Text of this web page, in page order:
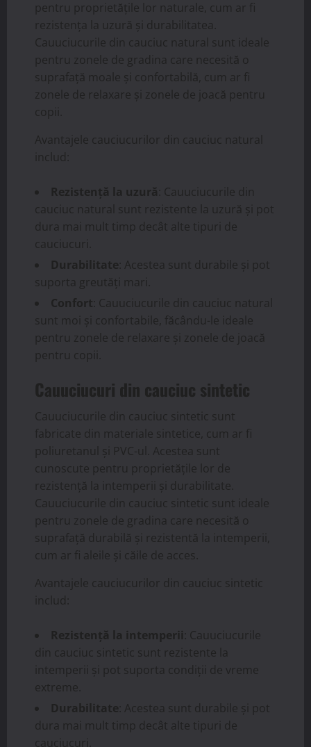
pentru proprietățile lor naturale, cum ar fi
rezistența la uzură și durabilitatea.
Cauuciucurile din cauciuc natural sunt ideale
pentru zonele de gradina care necesită o
suprafață moale și confortabilă, cum ar fi
zonele de relaxare și zonele de joacă pentru
copii.
Avantajele cauciucurilor din cauciuc natural
includ:
Rezistență la uzură : Cauuciucurile din
cauciuc natural sunt rezistente la uzură și pot
dura mai mult timp decât alte tipuri de
cauciucuri.
Durabilitate : Acestea sunt durabile și pot
suporta greutăți mari.
Confort : Cauuciucurile din cauciuc natural
sunt moi și confortabile, făcându-le ideale
pentru zonele de relaxare și zonele de joacă
pentru copii.
Cauuciucuri din cauciuc sintetic
Cauuciucurile din cauciuc sintetic sunt
fabricate din materiale sintetice, cum ar fi
poliuretanul și PVC-ul. Acestea sunt
cunoscute pentru proprietățile lor de
rezistență la intemperii și durabilitate.
Cauuciucurile din cauciuc sintetic sunt ideale
pentru zonele de gradina care necesită o
suprafață durabilă și rezistentă la intemperii,
cum ar fi aleile și căile de acces.
Avantajele cauciucurilor din cauciuc sintetic
includ:
Rezistență la intemperii : Cauuciucurile
din cauciuc sintetic sunt rezistente la
intemperii și pot suporta condiții de vreme
extreme.
Durabilitate : Acestea sunt durabile și pot
dura mai mult timp decât alte tipuri de
cauciucuri.